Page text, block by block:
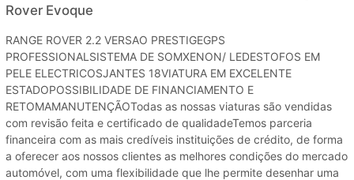
Rover Evoque
RANGE ROVER 2.2 VERSAO PRESTIGEGPS
PROFESSIONALSISTEMA DE SOMXENON/ LEDESTOFOS EM
PELE ELECTRICOSJANTES 18VIATURA EM EXCELENTE
ESTADOPOSSIBILIDADE DE FINANCIAMENTO E
RETOMAMANUTENÇÃOTodas as nossas viaturas são vendidas
com revisão feita e certificado de qualidadeTemos parceria
financeira com as mais credíveis instituições de crédito, de forma
a oferecer aos nossos clientes as melhores condições do mercado
automóvel, com uma flexibilidade que lhe permite desenhar uma